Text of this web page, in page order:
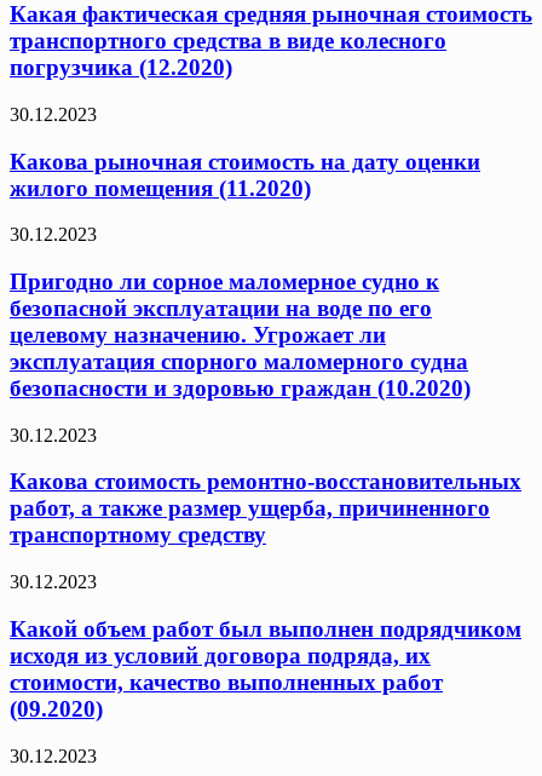
Какая фактическая средняя рыночная стоимость
транспортного средства в виде колесного
погрузчика (12.2020)
30.12.2023
Какова рыночная стоимость на дату оценки
жилого помещения (11.2020)
30.12.2023
Пригодно ли сорное маломерное судно к
безопасной эксплуатации на воде по его
целевому назначению. Угрожает ли
эксплуатация спорного маломерного судна
безопасности и здоровью граждан (10.2020)
30.12.2023
Какова стоимость ремонтно-восстановительных
работ, а также размер ущерба, причиненного
транспортному средству
30.12.2023
Какой объем работ был выполнен подрядчиком
исходя из условий договора подряда, их
стоимости, качество выполненных работ
(09.2020)
30.12.2023